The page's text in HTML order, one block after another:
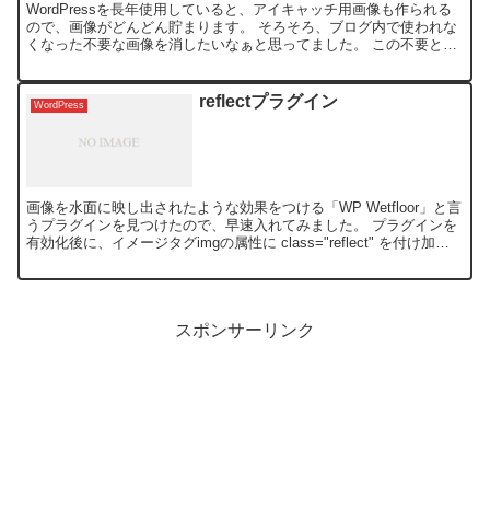
WordPressを長年使用していると、アイキャッチ用画像も作られる
ので、画像がどんどん貯まります。 そろそろ、ブログ内で使われな
くなった不要な画像を消したいなぁと思ってました。 この不要と判
WordPress reflectプラグイン
画像を水面に映し出されたような効果をつける「WP Wetfloor」と言
うプラグインを見つけたので、早速入れてみました。 プラグインを
有効化後に、イメージタグimgの属性に class="reflect" を付け加え
スポンサーリンク